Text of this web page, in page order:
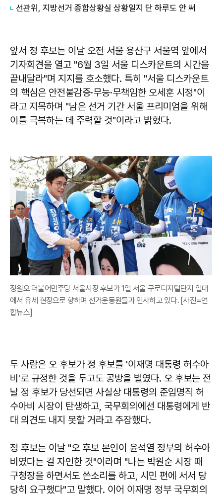
선관위, 지방선거 종합상황실 상황일지 단 하루도 안 써
앞서 정 후보는 이날 오전 서울 용산구 서울역 앞에서
기자회견을 열고 "6월 3일 서울 디스카운트의 시간을
끝내달라"며 지지를 호소했다. 특히 "서울 디스카운트
의 핵심은 안전불감증·무능·무책임한 오세훈 시정"이
라고 지목하며 "남은 선거 기간 서울 프리미엄을 위해
이를 극복하는 데 주력할 것"이라고 밝혔다.
정원오 더불어민주당 서울시장 후보가 1일 서울 구로디지털단지 일대
에서 유세 현장으로 향하며 선거운동원들과 인사하고 있다. [사진=연
합뉴스]
두 사람은 오 후보가 정 후보를 '이재명 대통령 허수아
비'로 규정한 것을 두고도 공방을 벌였다. 오 후보는 전
날 정 후보가 당선되면 사실상 대통령의 준임명직 허
수아비 시장이 탄생하고, 국무회의에선 대통령에게 반
대 의견도 내지 못할 거라고 주장했다.
정 후보는 이날 "오 후보 본인이 윤석열 정부의 허수아
비였다는 걸 자인한 것"이라며 "나는 박원순 시장 때
구청장을 하면서도 쓴소리를 하고, 시민 편에 서서 당
당히 요구했다"고 말했다. 이어 이재명 정부 국무회의